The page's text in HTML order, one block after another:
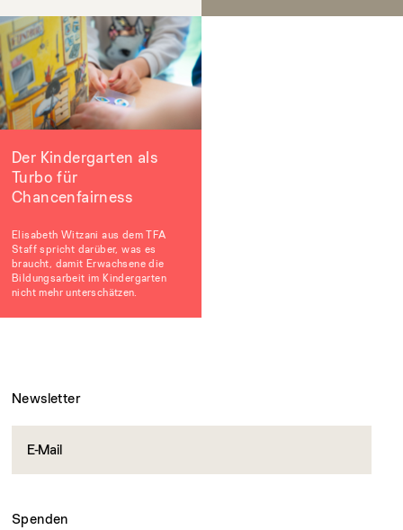
Der Kindergarten als
Turbo für
Chancenfairness
Elisabeth Witzani aus dem TFA
Staff spricht darüber, was es
braucht, damit Erwachsene die
Bildungsarbeit im Kindergarten
nicht mehr unterschätzen.
Newsletter
Spenden